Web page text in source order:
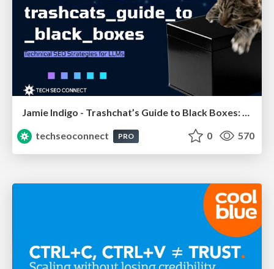
Jamie Indigo - Trashchat’s Guide to Black Boxes: Technical SEO Tactics for LLMs
techseoconnect
PRO 0 570